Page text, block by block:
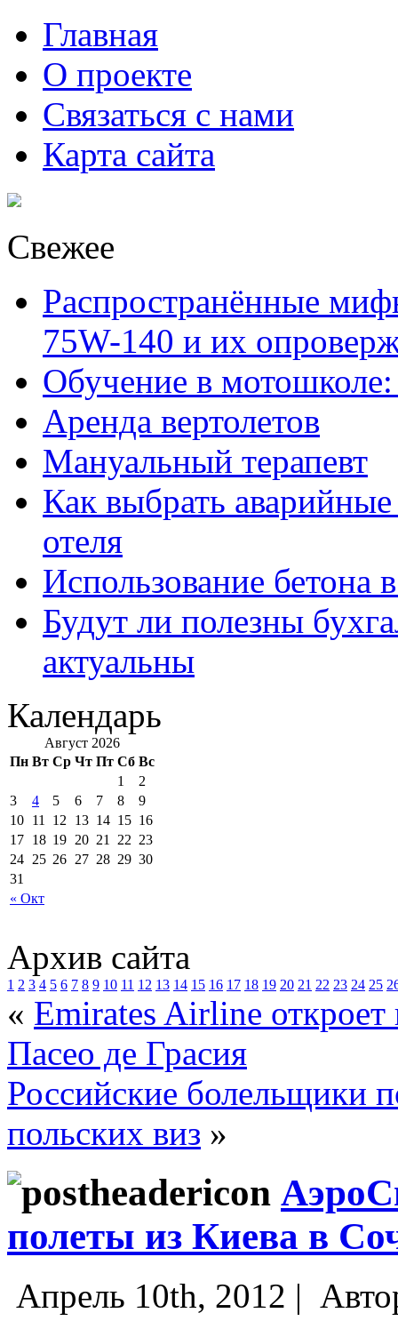
Главная
О проекте
Связаться с нами
Карта сайта
Свежее
Распространённые
75W-140 и их
Обучение в
Аренда вертолетов
Мануальный терапевт
Как выбрать
отеля
Использование бетона
Будут ли полезны
актуальны
Календарь
Август 2026
Пн Вт Ср Чт Пт Сб Вс
« Окт
1
2
3
4 5 6 7 8
9
10 11 12 13 14 15 16
17 18 19 20 21 22 23
24 25 26 27 28 29 30
31
Архив сайта
1 2 3 4 5 6 7 8 9 10 11 12 13 14 15 16 17 18 19 20 21 22 23 24 25
« Emirates Airline
Пасео де Грасия
Российские болельщики
польских виз »
полеты из Киева в
Апрель 10th, 2012 |